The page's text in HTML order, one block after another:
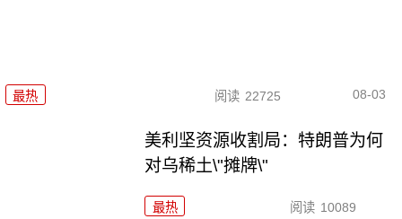
最热 阅读 22725 08-03
美利坚资源收割局：特朗普为何
对乌稀土\"摊牌\"
最热 阅读 10089